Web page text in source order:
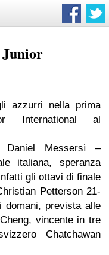
azzurri nella prima
International al
Daniel Messersì –
italiana, speranza
gli ottavi di finale
Petterson 21-
domani, prevista alle
vincente in tre
Chatchawan